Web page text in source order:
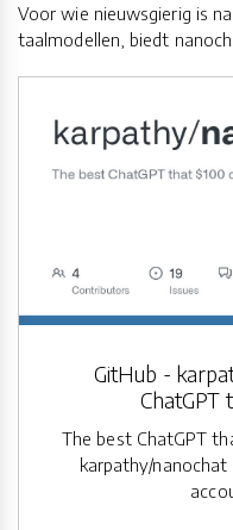
Voor wie nieuwsgierig is
taalmodellen, biedt
GitHub -
ChatGPT
The best ChatGPT
karpathy/